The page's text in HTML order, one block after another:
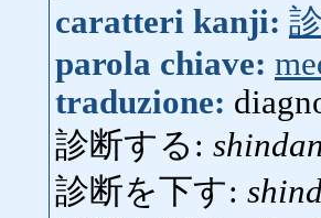
caratteri kanji:
parola chiave:
traduzione:
診断する:
診断を下す: